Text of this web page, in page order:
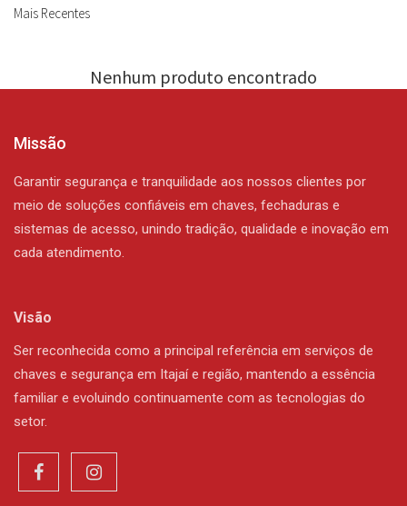
Mais Recentes
Nenhum produto encontrado
Missão
Garantir segurança e tranquilidade aos nossos clientes por
meio de soluções confiáveis em chaves, fechaduras e
sistemas de acesso, unindo tradição, qualidade e inovação em
cada atendimento.
Visão
Ser reconhecida como a principal referência em serviços de
chaves e segurança em Itajaí e região, mantendo a essência
familiar e evoluindo continuamente com as tecnologias do
setor.